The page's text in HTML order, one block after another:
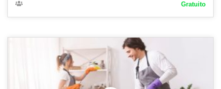
Gratuito